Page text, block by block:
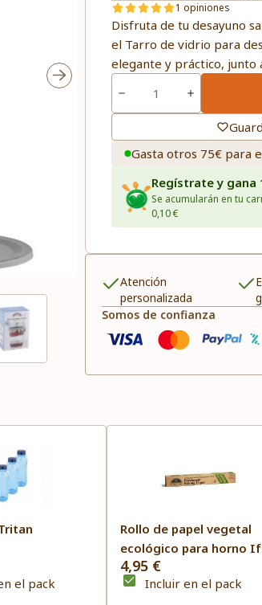
1 opiniones
Disfruta de tu desayuno
el Tarro de vidrio para
elegante y práctico, junto
Gasta otros 75€ para
Regístrate y gana
Se acumularán en tu
0,10 €
Atención
personalizada
Somos de confianza
el pack
Rollo de papel vegetal
ecológico para horno If
you care
4,95 €
Incluir en el pack